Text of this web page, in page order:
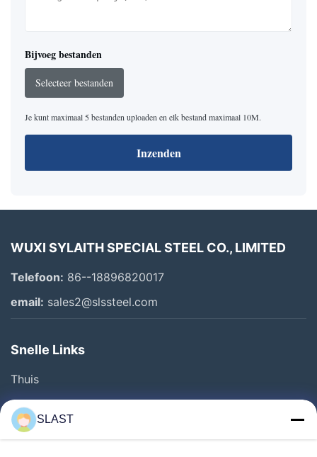
Bijvoeg bestanden
Selecteer bestanden
Je kunt maximaal 5 bestanden uploaden en elk bestand maximaal 10M.
Inzenden
WUXI SYLAITH SPECIAL STEEL CO., LIMITED
Telefoon: 86--18896820017
email: sales2@slssteel.com
Snelle Links
Thuis
Producten
Video's
SLAST